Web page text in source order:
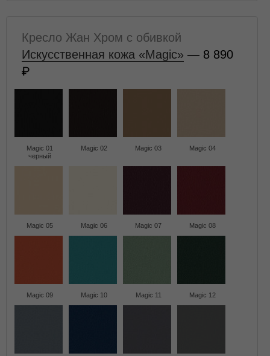
Кресло Жан Хром с обивкой
Искусственная кожа «Magic» — 8 890
Magic 01
черный
Magic 02 Magic 03 Magic 04
Magic 05 Magic 06 Magic 07 Magic 08
Magic 09 Magic 10 Magic 11 Magic 12